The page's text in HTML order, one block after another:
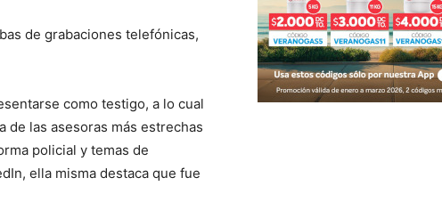
de grabaciones telefónicas,
como testigo, a lo cual
de las asesoras más estrechas
policial y temas de
ella misma destaca que fue